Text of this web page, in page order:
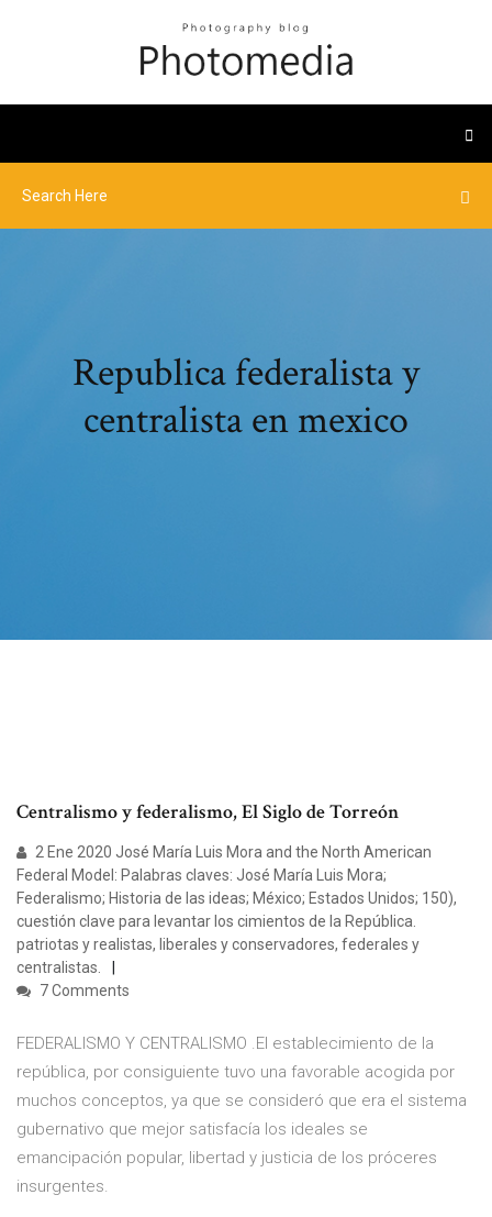
Republica federalista y
centralista en mexico
Centralismo y federalismo, El Siglo de Torreón
2 Ene 2020 José María Luis Mora and the North American
Federal Model: Palabras claves: José María Luis Mora;
Federalismo; Historia de las ideas; México; Estados Unidos; 150),
cuestión clave para levantar los cimientos de la República.
patriotas y realistas, liberales y conservadores, federales y
centralistas.
7 Comments
FEDERALISMO Y CENTRALISMO .El establecimiento de la
república, por consiguiente tuvo una favorable acogida por
muchos conceptos, ya que se consideró que era el sistema
gubernativo que mejor satisfacía los ideales se
emancipación popular, libertad y justicia de los próceres
insurgentes.